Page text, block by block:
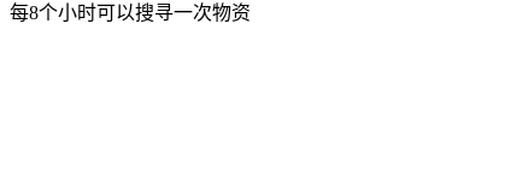
每8个小时可以搜寻一次物资